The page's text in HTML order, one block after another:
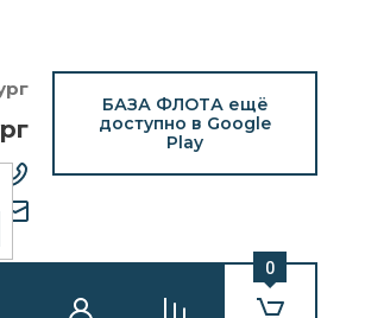
БАЗА ФЛОТА ещё
доступно в Google
Play
0